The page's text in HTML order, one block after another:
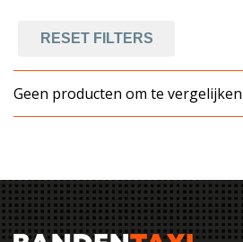
RESET FILTERS
Geen producten om te vergelijken